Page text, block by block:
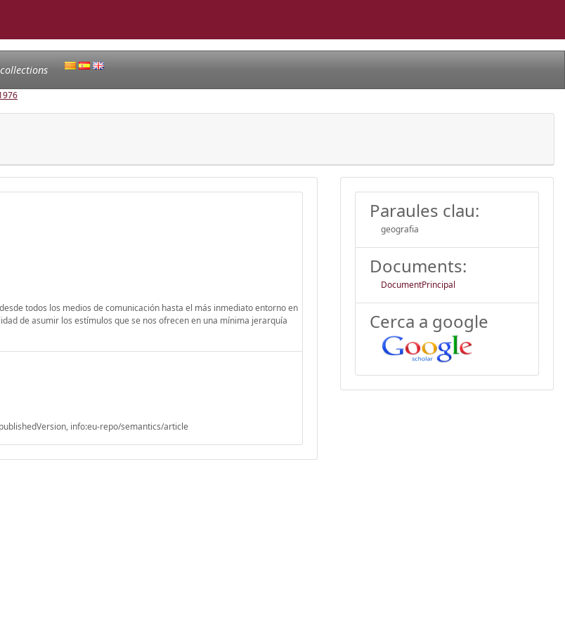
todos los medios de comunicación hasta el más inmediato entorno en
de asumir los estímulos que se nos ofrecen en una mínima jerarquía
info:eu-repo/semantics/article
Paraules clau:
geografia
Documents:
DocumentPrincipal
Cerca a google